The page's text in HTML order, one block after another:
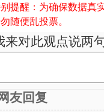
提醒：为确保数据真
随便乱投票。
来对此观点说两
网友回复